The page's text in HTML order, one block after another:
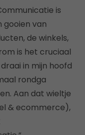
is
gooien van
de winkels,
is het cruciaal
in mijn hoofd
rondga
Aan dat wieltje
& ecommerce),